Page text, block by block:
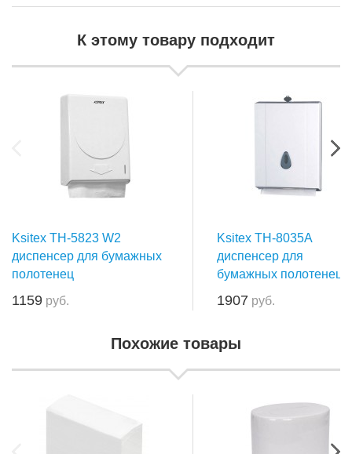
К этому товару подходит
Ksitex TН-5823 W2
диспенсер для бумажных
полотенец
1159 руб.
Ksitex TH-8035A
диспенсер для
бумажных полотенец
1907 руб.
Похожие товары